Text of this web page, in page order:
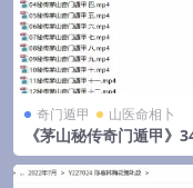
奇门遁甲 山医命相卜
《茅山秘传奇门遁甲》